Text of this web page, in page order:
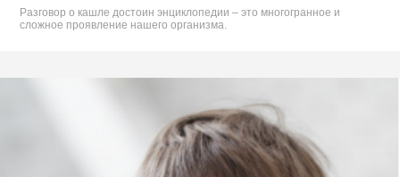
Разговор о кашле достоин энциклопедии – это многогранное и
сложное проявление нашего организма.